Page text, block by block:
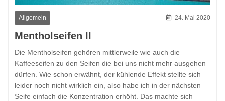
Allgemein 24. Mai 2020
Mentholseifen II
Die Mentholseifen gehören mittlerweile wie auch die
Kaffeeseifen zu den Seifen die bei uns nicht mehr ausgehen
dürfen. Wie schon erwähnt, der kühlende Effekt stellte sich
leider noch nicht wirklich ein, also habe ich in der nächsten
Seife einfach die Konzentration erhöht. Das machte sich